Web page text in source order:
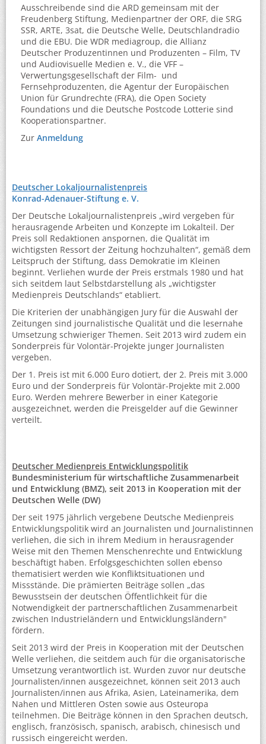
Ausschreibende sind die ARD gemeinsam mit der
Freudenberg Stiftung, Medienpartner der ORF, die SRG
SSR, ARTE, 3sat, die Deutsche Welle, Deutschlandradio
und die EBU. Die WDR mediagroup, die Allianz
Deutscher Produzentinnen und Produzenten – Film, TV
und Audiovisuelle Medien e. V., die VFF –
Verwertungsgesellschaft der Film- und
Fernsehproduzenten, die Agentur der Europäischen
Union für Grundrechte (FRA), die Open Society
Foundations und die Deutsche Postcode Lotterie sind
Kooperationspartner.
Zur Anmeldung
Deutscher Lokaljournalistenpreis
Konrad-Adenauer-Stiftung e. V.
Der Deutsche Lokaljournalistenpreis „wird vergeben für
herausragende Arbeiten und Konzepte im Lokalteil. Der
Preis soll Redaktionen anspornen, die Qualität im
wichtigsten Ressort der Zeitung hochzuhalten“, gemäß dem
Leitspruch der Stiftung, dass Demokratie im Kleinen
beginnt. Verliehen wurde der Preis erstmals 1980 und hat
sich seitdem laut Selbstdarstellung als „wichtigster
Medienpreis Deutschlands“ etabliert.
Die Kriterien der unabhängigen Jury für die Auswahl der
Zeitungen sind journalistische Qualität und die lesernahe
Umsetzung schwieriger Themen. Seit 2013 wird zudem ein
Sonderpreis für Volontär-Projekte junger Journalisten
vergeben.
Der 1. Preis ist mit 6.000 Euro dotiert, der 2. Preis mit 3.000
Euro und der Sonderpreis für Volontär-Projekte mit 2.000
Euro. Werden mehrere Bewerber in einer Kategorie
ausgezeichnet, werden die Preisgelder auf die Gewinner
verteilt.
Deutscher Medienpreis Entwicklungspolitik
Bundesministerium für wirtschaftliche Zusammenarbeit
und Entwicklung (BMZ), seit 2013 in Kooperation mit der
Deutschen Welle (DW)
Der seit 1975 jährlich vergebene Deutsche Medienpreis
Entwicklungspolitik wird an Journalisten und Journalistinnen
verliehen, die sich in ihrem Medium in herausragender
Weise mit den Themen Menschenrechte und Entwicklung
beschäftigt haben. Erfolgsgeschichten sollen ebenso
thematisiert werden wie Konfliktsituationen und
Missstände. Die prämierten Beiträge sollen „das
Bewusstsein der deutschen Öffentlichkeit für die
Notwendigkeit der partnerschaftlichen Zusammenarbeit
zwischen Industrieländern und Entwicklungsländern"
fördern.
Seit 2013 wird der Preis in Kooperation mit der Deutschen
Welle verliehen, die seitdem auch für die organisatorische
Umsetzung verantwortlich ist. Wurden zuvor nur deutsche
Journalisten/innen ausgezeichnet, können seit 2013 auch
Journalisten/innen aus Afrika, Asien, Lateinamerika, dem
Nahen und Mittleren Osten sowie aus Osteuropa
teilnehmen. Die Beiträge können in den Sprachen deutsch,
englisch, französisch, spanisch, arabisch, chinesisch und
russisch eingereicht werden.